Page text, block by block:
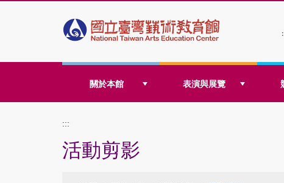
跳
主
關於本館 表演與展覽
:::
活動剪影